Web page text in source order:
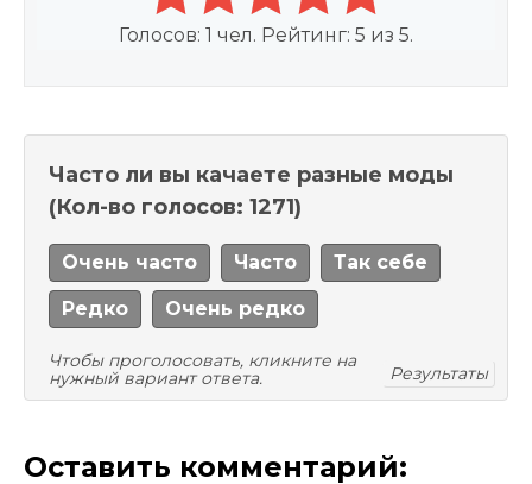
Голосов: 1 чел. Рейтинг: 5 из 5.
Часто ли вы качаете разные моды
(Кол-во голосов: 1271)
Очень часто Часто Так себе
Редко Очень редко
Чтобы проголосовать, кликните на
нужный вариант ответа.
Результаты
Оставить комментарий: